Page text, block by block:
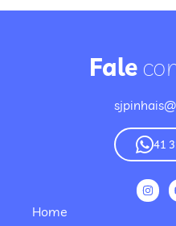
Fale
41
Home